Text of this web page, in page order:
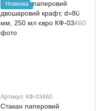
Новинка
Артикул: КФ-03460
Стакан паперовий